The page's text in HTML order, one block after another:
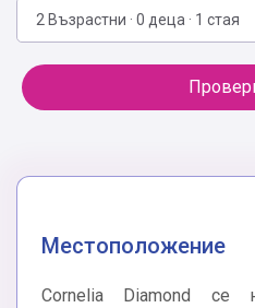
2 Възрастни · 0 деца · 1 стая
Местоположение
Cornelia Diamond се